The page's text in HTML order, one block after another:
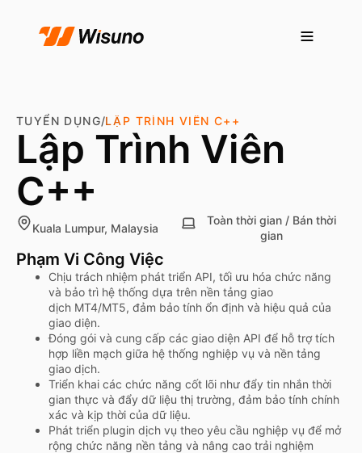
TUYỂN DỤNG/LẬP TRÌNH VIÊN C++
Lập Trình Viên
C++
Kuala Lumpur, Malaysia
Toàn thời gian / Bán thời
gian
Phạm Vi Công Việc
Chịu trách nhiệm phát triển API, tối ưu hóa chức năng
và bảo trì hệ thống dựa trên nền tảng giao
dịch MT4/MT5, đảm bảo tính ổn định và hiệu quả của
giao diện.
Đóng gói và cung cấp các giao diện API để hỗ trợ tích
hợp liền mạch giữa hệ thống nghiệp vụ và nền tảng
giao dịch.
Triển khai các chức năng cốt lõi như đẩy tin nhắn thời
gian thực và đẩy dữ liệu thị trường, đảm bảo tính chính
xác và kịp thời của dữ liệu.
Phát triển plugin dịch vụ theo yêu cầu nghiệp vụ để mở
rộng chức năng nền tảng và nâng cao trải nghiệm